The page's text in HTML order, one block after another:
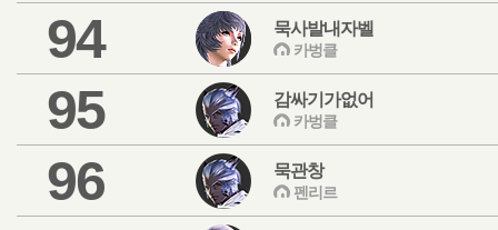
94 묵사발내자벨
카벙클
95 감싸기가없어
카벙클
96 묵관창
펜리르